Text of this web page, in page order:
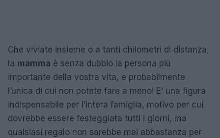
Che viviate insieme o a tanti chilometri di distanza,
la mamma è senza dubbio la persona più
importante della vostra vita, e probabilmente
l’unica di cui non potete fare a meno! E’ una figura
indispensabile per l’intera famiglia, motivo per cui
dovrebbe essere festeggiata tutti i giorni, ma
qualsiasi regalo non sarebbe mai abbastanza per